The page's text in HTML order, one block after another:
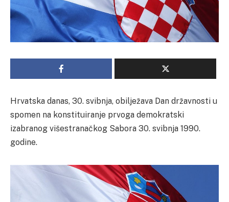
Hrvatska danas, 30. svibnja, obilježava Dan državnosti u
spomen na konstituiranje prvoga demokratski
izabranog višestranačkog Sabora 30. svibnja 1990.
godine.